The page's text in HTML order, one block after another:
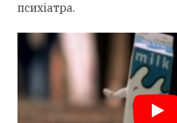
психіатра.